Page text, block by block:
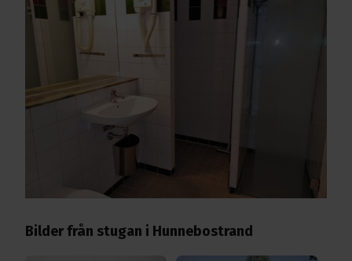
Bilder från stugan i Hunnebostrand